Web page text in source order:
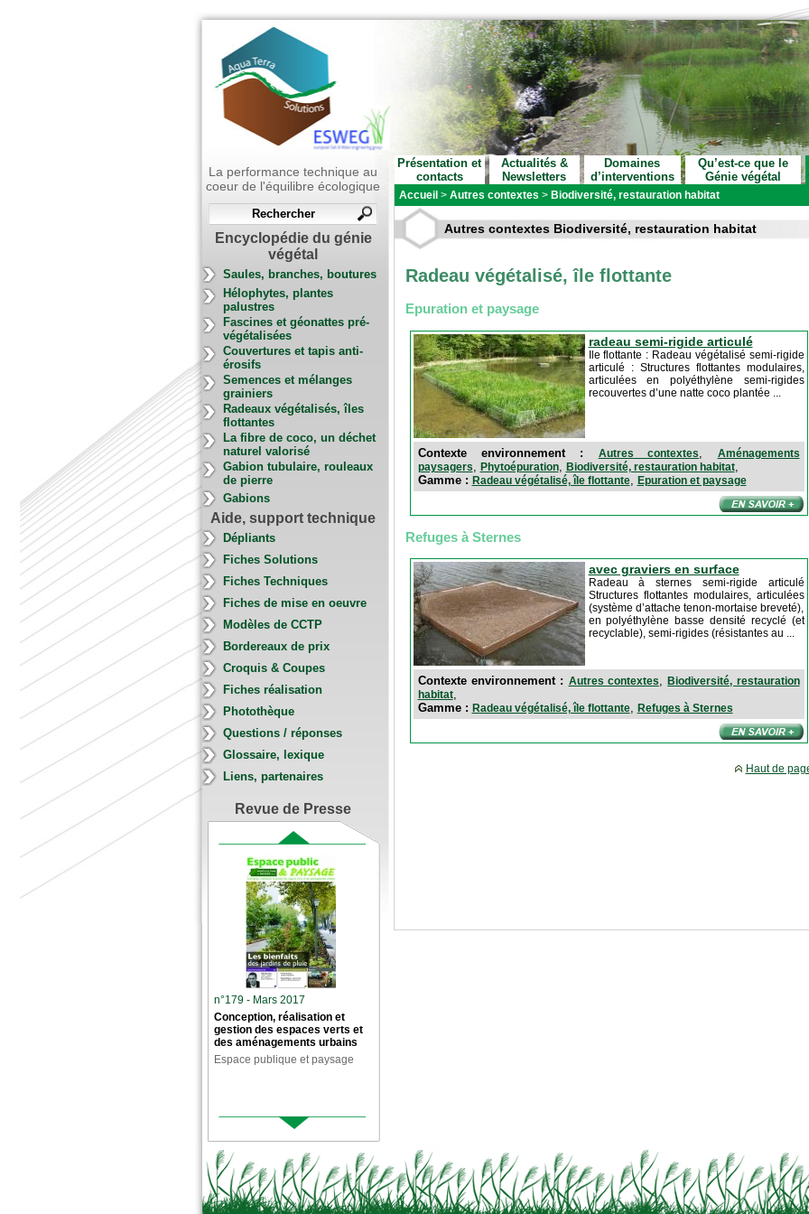
La performance technique au
coeur de l'équilibre écologique
Encyclopédie du génie
végétal
Saules, branches, boutures
Hélophytes, plantes
palustres
Fascines et géonattes pré-
végétalisées
Couvertures et tapis anti-
érosifs
Semences et mélanges
grainiers
Radeaux végétalisés, îles
flottantes
La fibre de coco, un déchet
naturel valorisé
Gabion tubulaire, rouleaux
de pierre
Gabions
Aide, support technique
Dépliants
Fiches Solutions
Fiches Techniques
Fiches de mise en oeuvre
Modèles de CCTP
Bordereaux de prix
Croquis & Coupes
Fiches réalisation
Photothèque
Questions / réponses
Glossaire, lexique
Liens, partenaires
Revue de Presse
n°179 - Mars 2017
Conception, réalisation et
gestion des espaces verts et
des aménagements urbains
Espace publique et paysage
Présentation et
contacts
Actualités &
Newsletters
Domaines
d’interventions
Qu’est-ce que le
Génie végétal
Accueil > Autres contextes > Biodiversité, restauration habitat
Autres contextes Biodiversité, restauration habitat
Radeau végétalisé, île flottante
Epuration et paysage
radeau semi-rigide articulé
Ile flottante : Radeau végétalisé semi-rigide
articulé : Structures flottantes modulaires,
articulées en polyéthylène semi-rigides
recouvertes d’une natte coco plantée ...
Contexte environnement : Autres contextes
Aménagements
paysagers
Phytoépuration, Biodiversité, restauration habitat,
Gamme : Radeau végétalisé, île flottante, Epuration et paysage
Refuges à Sternes
avec graviers en surface
Radeau à sternes semi-rigide articulé
Structures flottantes modulaires, articulées
(système d’attache tenon-mortaise breveté),
en polyéthylène basse densité recyclé (et
recyclable), semi-rigides (résistantes au ...
Contexte environnement : Autres contextes ,Biodiversité, restauration
habitat,
Gamme : Radeau végétalisé, île flottante, Refuges à Sternes
Haut de